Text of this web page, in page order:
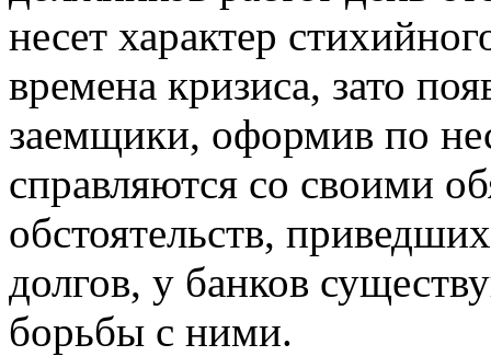
несет характер
времена кризиса, зато
заемщики, оформив по
справляются со своими
обстоятельств,
долгов, у банков
борьбы с ними.